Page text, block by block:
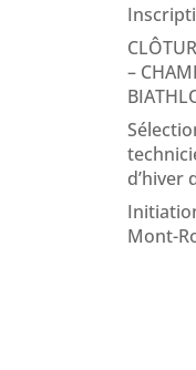
–
d’hiver
Mont-